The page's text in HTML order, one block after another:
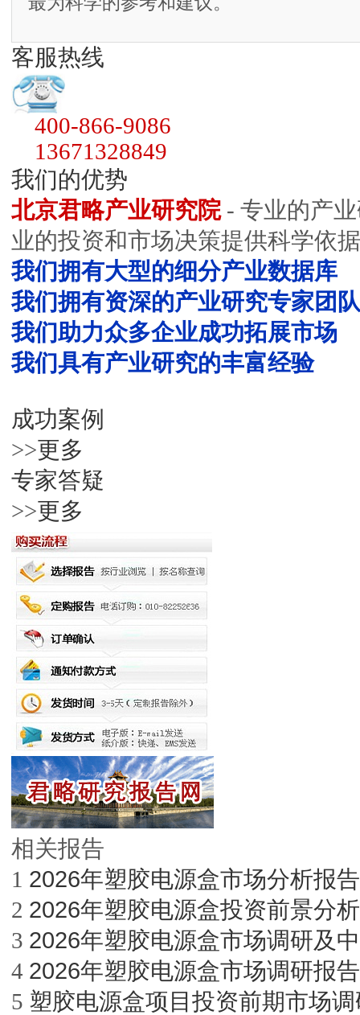
客服热线
400-866-9086
13671328849
我们的优势
北京君略产业研究院- 专业的产业
业的投资和市场决策提供科学依
我们拥有大型的细分产业数据库
我们拥有资深的产业研究专家团队
我们助力众多企业成功拓展市场
我们具有产业研究的丰富经验
成功案例
>>更多
专家答疑
>>更多
相关报告
1 2026年塑胶电源盒市场分析报告
2 2026年塑胶电源盒投资前景分
3 2026年塑胶电源盒市场调研及
4 2026年塑胶电源盒市场调研报告
5 塑胶电源盒项目投资前期市场